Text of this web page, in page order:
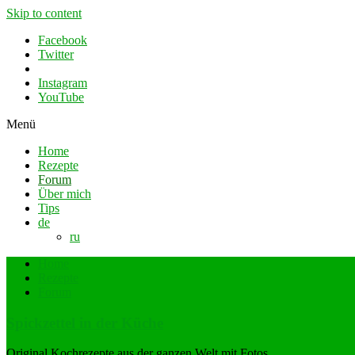
Skip to content
Facebook
Twitter
Instagram
YouTube
Menü
Home
Rezepte
Forum
Über mich
Tips
de
ru